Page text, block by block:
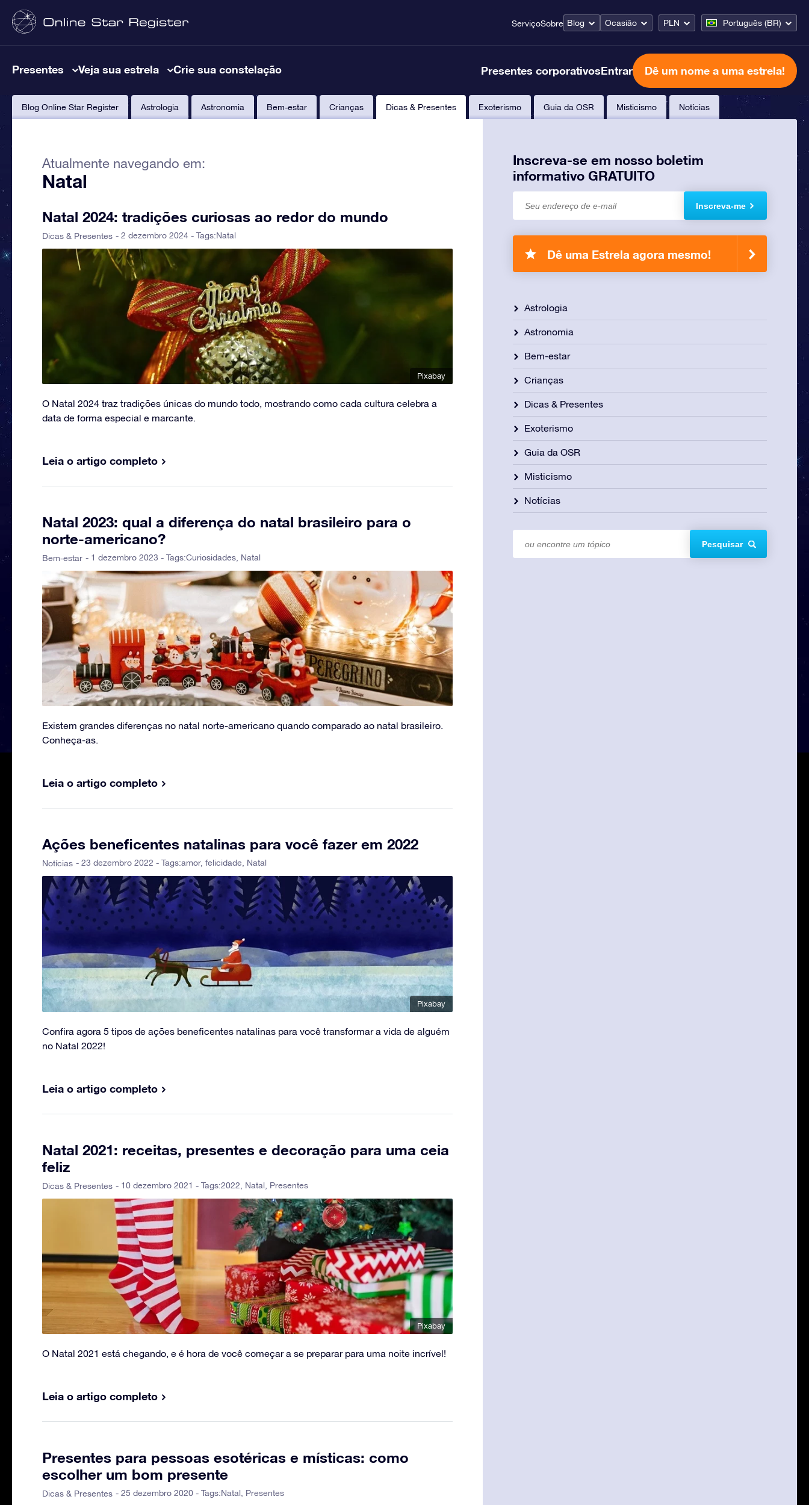
ServiçoSobre Blog Ocasião PLN Português (BR)
Presentes Veja sua estrela Crie sua constelação Presentes corporativosEntrar Dê um nome a uma estrela!
Blog Online Star Register Astrologia Astronomia Bem-estar Crianças Dicas & Presentes Exoterismo Guia da OSR Misticismo Notícias
Atualmente navegando em:
Natal
Natal 2024: tradições curiosas ao redor do mundo
Dicas & Presentes - 2 dezembro 2024 - Tags:Natal
Pixabay
O Natal 2024 traz tradições únicas do mundo todo, mostrando como cada cultura celebra a
data de forma especial e marcante.
Leia o artigo completo
Natal 2023: qual a diferença do natal brasileiro para o
norte-americano?
Bem-estar - 1 dezembro 2023 - Tags:Curiosidades Natal
Existem grandes diferenças no natal norte-americano quando comparado ao natal brasileiro.
Conheça-as.
Leia o artigo completo
Ações beneficentes natalinas para você fazer em 2022
Notícias - 23 dezembro 2022 - Tags:amor, felicidade, Natal
Pixabay
Confira agora 5 tipos de ações beneficentes natalinas para você transformar a vida de alguém
no Natal 2022!
Leia o artigo completo
Natal 2021: receitas, presentes e decoração para uma ceia
feliz
Dicas & Presentes - 10 dezembro 2021 - Tags:2022 Natal Presentes
Pixabay
O Natal 2021 está chegando, e é hora de você começar a se preparar para uma noite incrível!
Leia o artigo completo
Presentes para pessoas esotéricas e místicas: como
escolher um bom presente
Dicas & Presentes - 25 dezembro 2020 - Tags:Natal Presentes
Inscreva-se em nosso boletim
informativo GRATUITO
Inscreva-me
Dê uma Estrela agora mesmo!
Astrologia
Astronomia
Bem-estar
Crianças
Dicas & Presentes
Exoterismo
Guia da OSR
Misticismo
Notícias
Pesquisar